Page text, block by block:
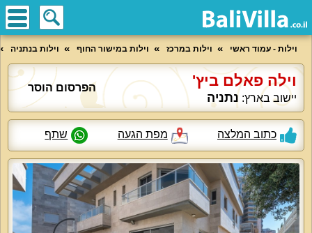
וילות - עמוד ראשי וילות במרכז וילות במישור החוף וילות בנתניה
וילה פאלם ביץ'
יישוב בארץ: נתניה
הפרסום הוסר
כתוב המלצה מפת הגעה שתף